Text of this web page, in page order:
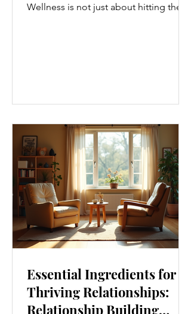
Wellness is not just about hitting the
tips that are easy to adopt and can
boost your overall well-being. Embrace
Movement Every Day One of the
simplest ways to improve your wellness
i
Essential Ingredients for
Thriving Relationships:
Relationship Building